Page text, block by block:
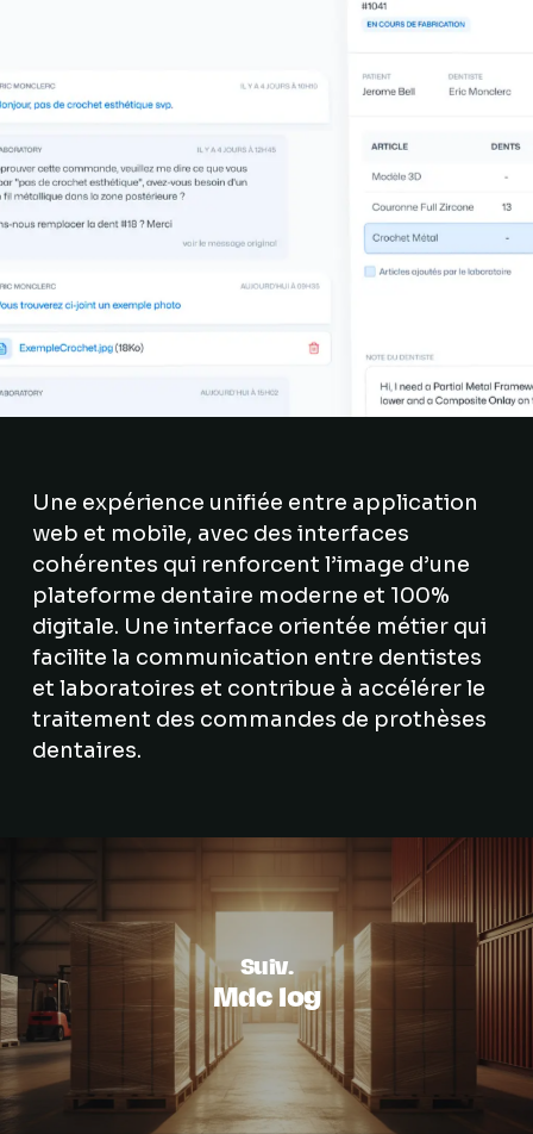
Une expérience unifiée entre application
web et mobile, avec des interfaces
cohérentes qui renforcent l’image d’une
plateforme dentaire moderne et 100%
digitale. Une interface orientée métier qui
facilite la communication entre dentistes
et laboratoires et contribue à accélérer le
traitement des commandes de prothèses
dentaires.
Suiv.
Mdc log